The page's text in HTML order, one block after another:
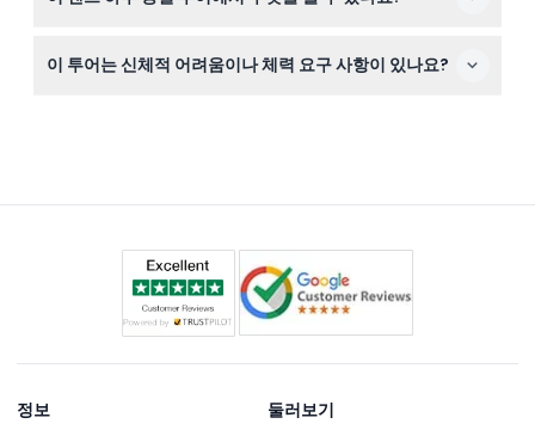
도버의 화이트 클리프 감상, 해양 지역인 그리니치 방문을
이 투어는 신체적 어려움이나 체력 요구 사항이 있나요?
정보 둘러보기